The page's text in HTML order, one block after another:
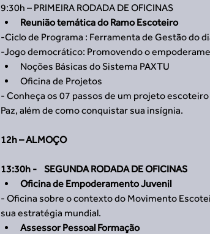
9:30h – PRIMEIRA RODADA DE OFICINAS
Reunião temática do Ramo Escoteiro
-Ciclo de Programa : Ferramenta de Gestão do
-Jogo democrático: Promovendo o
Noções Básicas do Sistema PAXTU
Oficina de Projetos
- Conheça os 07 passos de um projeto
Paz, além de como conquistar sua insígnia.
12h – ALMOÇO
13:30h -    SEGUNDA RODADA DE OFICINAS
Oficina de Empoderamento Juvenil
- Oficina sobre o contexto do Movimento
sua estratégia mundial.
Assessor Pessoal Formação